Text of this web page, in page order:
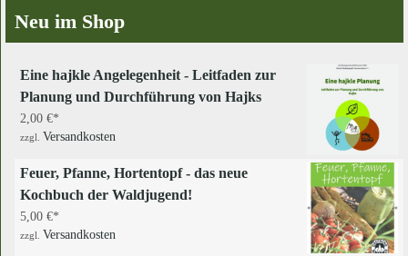
Neu im Shop
Eine hajkle Angelegenheit - Leitfaden zur
Planung und Durchführung von Hajks
2,00 €
zzgl. Versandkosten
Feuer, Pfanne, Hortentopf - das neue
Kochbuch der Waldjugend!
5,00 €
zzgl. Versandkosten